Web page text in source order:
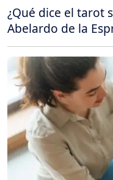
¿Qué dice el tarot
Abelardo de la